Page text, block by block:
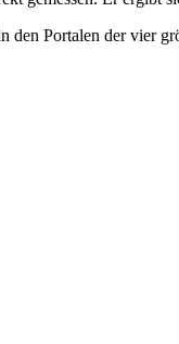
den Portalen der vier